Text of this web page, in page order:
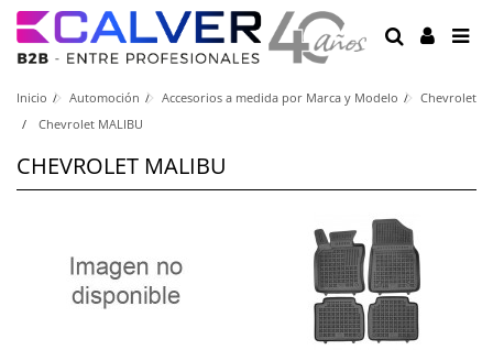
Inicio Automoción Accesorios a medida por Marca y Modelo
Chevrolet
Chevrolet MALIBU
CHEVROLET MALIBU